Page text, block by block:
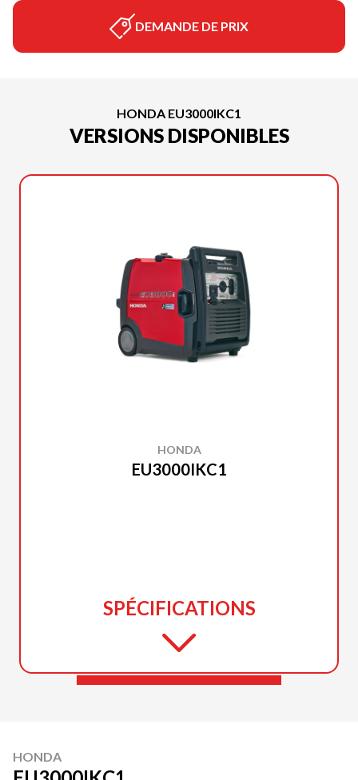
DEMANDE DE PRIX
HONDA EU3000IKC1
VERSIONS DISPONIBLES
HONDA
EU3000IKC1
SPÉCIFICATIONS
HONDA